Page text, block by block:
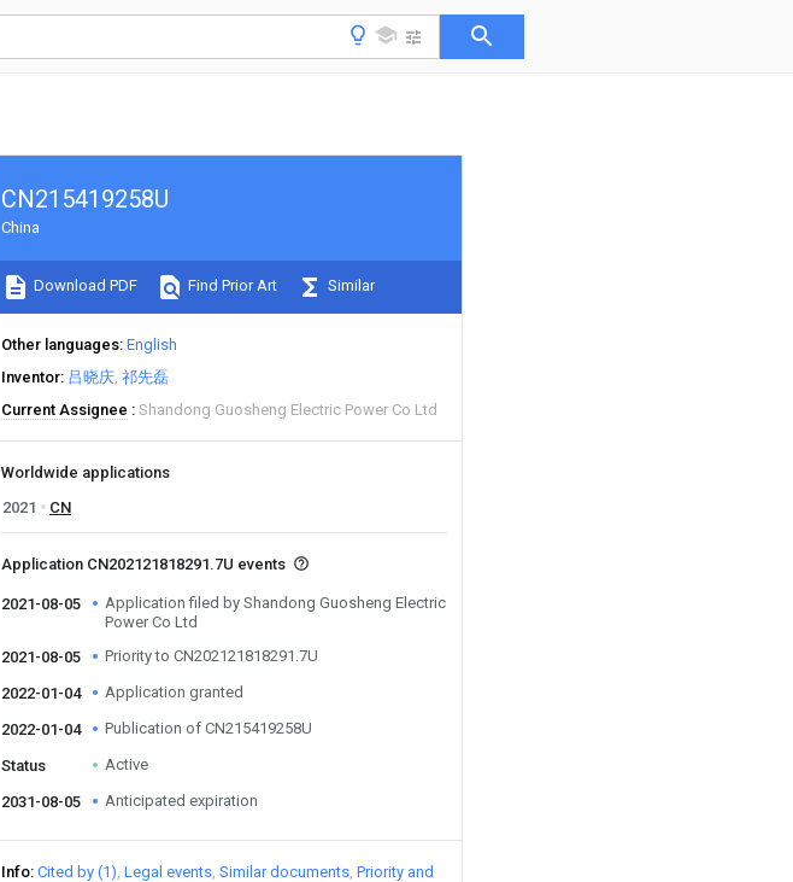
CN215419258U
China
Download PDF Find Prior Art Similar
Other languages English
Inventor 吕晓庆 祁先磊
Current Assignee
Shandong Guosheng Electric Power Co Ltd
Worldwide applications
2021
CN
Application CN202121818291.7U events
2021-08-05
Application filed by Shandong Guosheng Electric
Power Co Ltd
2021-08-05
Priority to CN202121818291.7U
2022-01-04 Application granted
2022-01-04 Publication of CN215419258U
Status Active
2031-08-05 Anticipated expiration
Info Cited by (1) Legal events Similar documents Priority and